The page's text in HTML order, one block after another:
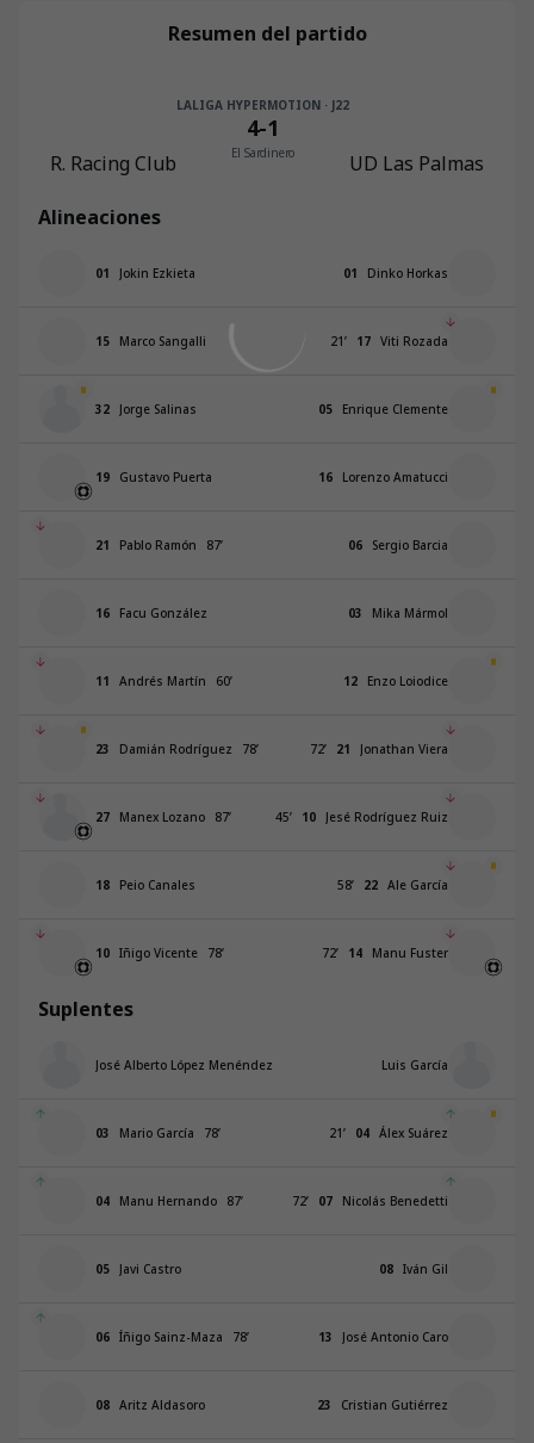
Resumen del partido
R. Racing Club
LALIGA HYPERMOTION · J22
4-1
El Sardinero UD Las Palmas
Alineaciones
01 Jokin Ezkieta 01 Dinko Horkas
15 Marco Sangalli 17 Viti Rozada
21’
32 Jorge Salinas 05 Enrique Clemente
19 Gustavo Puerta 16 Lorenzo Amatucci
21 Pablo Ramón 87’ 06 Sergio Barcia
16 Facu González 03 Mika Mármol
11 Andrés Martín 60’ 12 Enzo Loiodice
23 Damián Rodríguez 78’ 21 Jonathan Viera
72’
27 Manex Lozano 87’ 10 Jesé Rodríguez Ruiz
45’
18 Peio Canales 22 Ale García
58’
10 Iñigo Vicente 78’ 14 Manu Fuster
72’
Suplentes
José Alberto López Menéndez Luis García
03 Mario García 78’ 04 Álex Suárez
21’
04 Manu Hernando 87’ 07 Nicolás Benedetti
72’
05 Javi Castro 08 Iván Gil
06 Íñigo Sainz-Maza 78’ 13 José Antonio Caro
08 Aritz Aldasoro 23 Cristian Gutiérrez